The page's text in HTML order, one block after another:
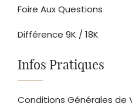
Foire Aux Questions
Différence 9K / 18K
Infos Pratiques
Conditions Générales de